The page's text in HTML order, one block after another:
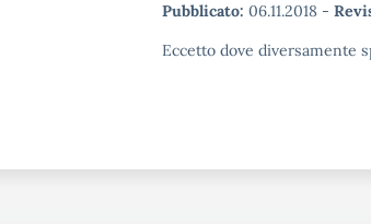
Pubblicato: 06.11.2018 -
Eccetto dove diversamente